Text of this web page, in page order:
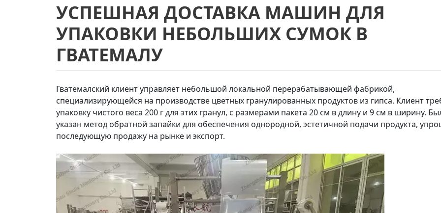
УСПЕШНАЯ ДОСТАВКА МАШИН ДЛЯ
УПАКОВКИ НЕБОЛЬШИХ СУМОК В
ГВАТЕМАЛУ
Гватемалский клиент управляет небольшой локальной перерабатывающей фабрикой,
специализирующейся на производстве цветных гранулированных продуктов из гипса. Клиент
упаковку чистого веса 200 г для этих гранул, с размерами пакета 20 см в длину и 9 см в ширину.
указан метод обратной запайки для обеспечения однородной, эстетичной подачи продукта,
последующую продажу на рынке и экспорт.